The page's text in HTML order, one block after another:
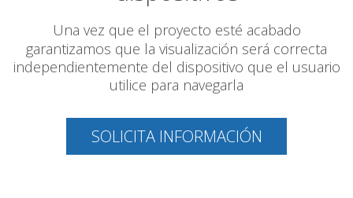
Una vez que el proyecto esté acabado
garantizamos que la visualización será correcta
independientemente del dispositivo que el usuario
utilice para navegarla
SOLICITA INFORMACIÓN